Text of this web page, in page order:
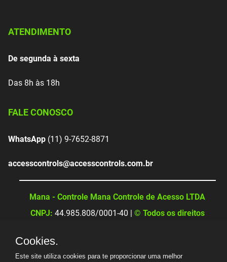
ATENDIMENTO
De segunda à sexta
Das 8h às 18h
FALE CONOSCO
WhatsApp (11) 9-7652-8871
accesscontrols@accesscontrols.com.br
Mana - Controle Mana Controle de Acesso LTDA
CNPJ: 44.985.808/0001-40 | © Todos os direitos
Cookies.
Este site utiliza cookies para te proporcionar uma melhor